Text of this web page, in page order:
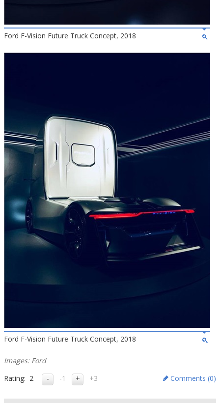
Ford F-Vision Future Truck Concept, 2018
Ford F-Vision Future Truck Concept, 2018
Images: Ford
Rating: 2 -1 +3 Comments (0)